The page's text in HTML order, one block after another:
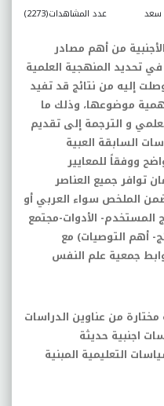
عدد المشاهدات(2273) سعد
من أهم مصادر
تحديد المنهجية العلمية
إليه من نتائج قد تفيد
موضوعها، وذلك ما
و الترجمة إلى تقديم
السابقة العبية
ووفقاً للمعايير
توافر جميع العناصر
الملخص سواء العربي أو
المستخدم- الأدوات-مجتمع
- أهم التوصيات) مع
جمعية علم النفس
من عناوين الدراسات
اجنبية حديثة
التعليمية المبنية